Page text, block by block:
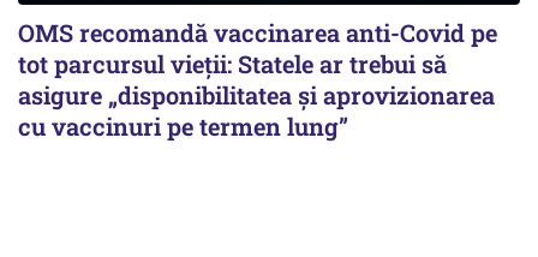
OMS recomandă vaccinarea anti-Covid pe
tot parcursul vieții: Statele ar trebui să
asigure „disponibilitatea și aprovizionarea
cu vaccinuri pe termen lung”